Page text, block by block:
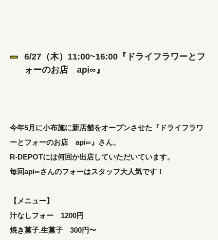
6/27（木）11:00~16:00『ドライフラワーとフ
ォーのお店 api∞』
今年5月に小布施に新店舗をオープンさせた『ドライフラワ
ーとフォーのお店 api∞』さん。
R-DEPOTには何回か出店していただいています。
毎回api∞さんのフォーはスタッフ大人気です！
【メニュー】
汁なしフォー 1200円
焼き菓子.生菓子 300円〜